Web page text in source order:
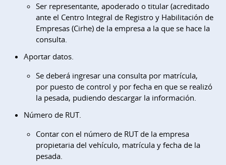
Ser representante, apoderado o titular (acreditado
ante el Centro Integral de Registro y Habilitación de
Empresas (Cirhe) de la empresa a la que se hace la
consulta.
Aportar datos.
Se deberá ingresar una consulta por matrícula,
por puesto de control y por fecha en que se realizó
la pesada, pudiendo descargar la información.
Número de RUT.
Contar con el número de RUT de la empresa
propietaria del vehículo, matrícula y fecha de la
pesada.